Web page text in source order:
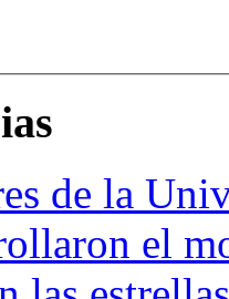
de la
el